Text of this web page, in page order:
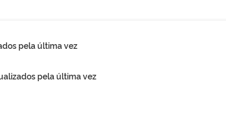
pela última vez
pela última vez